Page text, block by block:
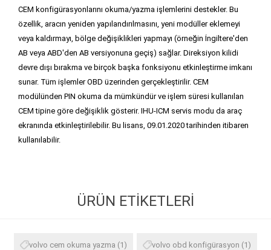
CEM konfigürasyonlarını okuma/yazma işlemlerini destekler. Bu
özellik, aracın yeniden yapılandırılmasını, yeni modüller eklemeyi
veya kaldırmayı, bölge değişiklikleri yapmayı (örneğin İngiltere'den
AB veya ABD'den AB versiyonuna geçiş) sağlar. Direksiyon kilidi
devre dışı bırakma ve birçok başka fonksiyonu etkinleştirme imkanı
sunar. Tüm işlemler OBD üzerinden gerçekleştirilir. CEM
modülünden PIN okuma da mümkündür ve işlem süresi kullanılan
CEM tipine göre değişiklik gösterir. IHU-ICM servis modu da araç
ekranında etkinleştirilebilir. Bu lisans, 09.01.2020 tarihinden itibaren
kullanılabilir.
ÜRÜN ETIKETLERI
volvo cem okuma yazma (1) volvo obd konfigürasyon (1)